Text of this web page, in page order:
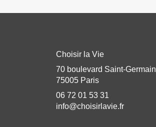
Choisir la Vie
70 boulevard Saint-Germain
75005 Paris
06 72 01 53 31
info@choisirlavie.fr